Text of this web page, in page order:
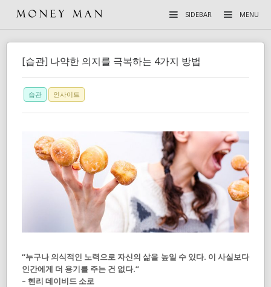
MENU
SIDEBAR
[습관] 나약한 의지를 극복하는 4가지 방법
습관 인사이트
“누구나 의식적인 노력으로 자신의 삶을 높일 수 있다. 이 사실보다
인간에게 더 용기를 주는 건 없다.”
– 헨리 데이비드 소로